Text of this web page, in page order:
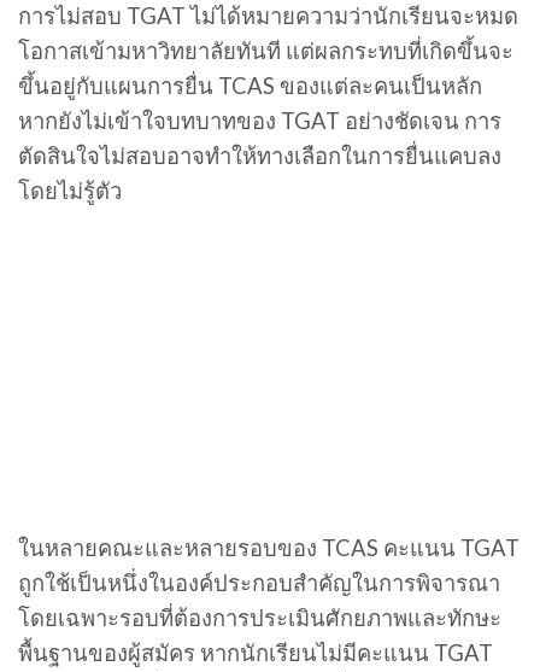
การไม่สอบ TGAT ไม่ได้หมายความว่านักเรียนจะหมด
โอกาสเข้ามหาวิทยาลัยทันที แต่ผลกระทบที่เกิดขึ้นจะ
ขึ้นอยู่กับแผนการยื่น TCAS ของแต่ละคนเป็นหลัก
หากยังไม่เข้าใจบทบาทของ TGAT อย่างชัดเจน การ
ตัดสินใจไม่สอบอาจทำให้ทางเลือกในการยื่นแคบลง
โดยไม่รู้ตัว
ในหลายคณะและหลายรอบของ TCAS คะแนน TGAT
ถูกใช้เป็นหนึ่งในองค์ประกอบสำคัญในการพิจารณา
โดยเฉพาะรอบที่ต้องการประเมินศักยภาพและทักษะ
พื้นฐานของผู้สมัคร หากนักเรียนไม่มีคะแนน TGAT